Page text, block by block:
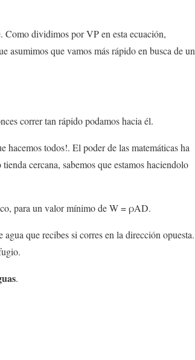
Como dividimos por VP en esta ecuación,
asumimos que vamos más rápido en busca de un
correr tan rápido podamos hacia él.
hacemos todos!. El poder de las matemáticas ha
cercana, sabemos que estamos haciendolo
para un valor mínimo de W = ρAD.
que recibes si corres en la dirección opuesta.
.